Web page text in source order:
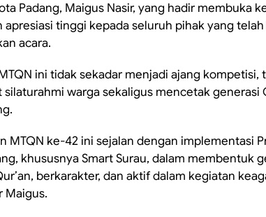
Padang, Maigus Nasir, yang hadir membuka
apresiasi tinggi kepada seluruh pihak yang
acara.
ini tidak sekadar menjadi ajang kompetisi,
warga sekaligus mencetak generasi
MTQN ke-42 ini sejalan dengan implementasi
khususnya Smart Surau, dalam membentuk
berkarakter, dan aktif dalam kegiatan
Maigus.